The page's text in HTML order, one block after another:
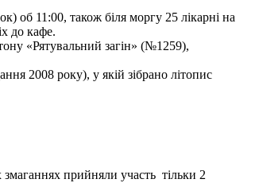
об 11:00, також біля моргу 25 лікарні на
до кафе.
«Рятувальний загін» (№1259),
2008 року), у якій зібрано літопис
змаганнях прийняли участь тільки 2